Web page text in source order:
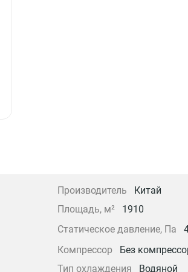
Производитель
Китай
Площадь, м²
1910
Статическое давление, Па
Компрессор
Без
Тип охлаждения
Водяной